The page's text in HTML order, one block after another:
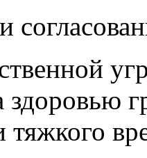
здоровью
тяжкого